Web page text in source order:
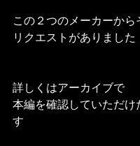
この２つのメーカーから
リクエストがありました
詳しくはアーカイブで
本編を確認していただけ
す